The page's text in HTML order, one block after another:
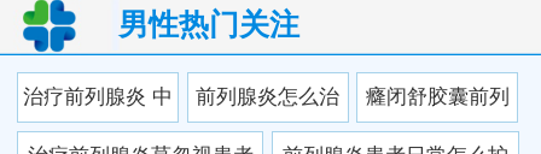
男性热门关注
治疗前列腺炎 中
药“挑毛病”最厉害
前列腺炎怎么治
疗会比较快
癃闭舒胶囊前列
腺炎管用吗 口服